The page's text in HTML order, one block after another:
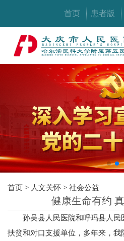
首页 患者版
首页 > 人文关怀 >社会公益
健康生命有约
孙吴县人民医院和呼玛县人
扶贫和对口支援单位，多年来，